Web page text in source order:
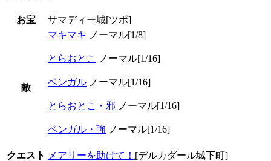
お宝 サマディー城[ツボ]
敵
マキマキ ノーマル[1/8]
とらおとこ ノーマル[1/16]
ベンガル ノーマル[1/16]
とらおとこ・邪 ノーマル[1/16]
ベンガル・強 ノーマル[1/16]
クエスト メアリーを助けて！ [デルカダール城下町]